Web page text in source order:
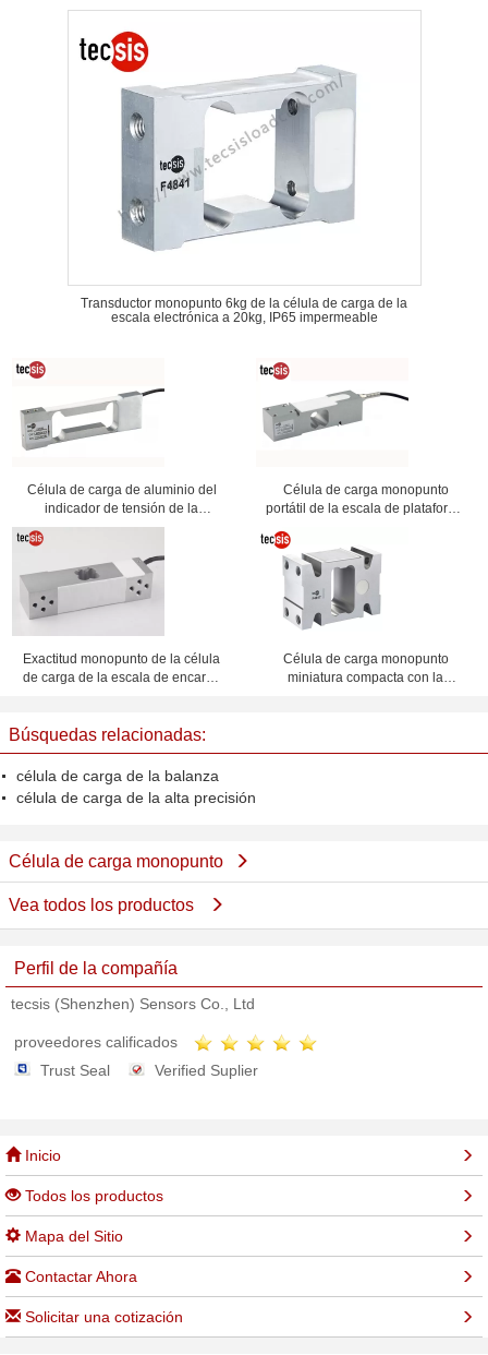
Transductor monopunto 6kg de la célula de carga de la
escala electrónica a 20kg, IP65 impermeable
Célula de carga de aluminio del
indicador de tensión de la
capacidad baja que pesa el
Célula de carga monopunto
portátil de la escala de plataforma
50kg 100kg, tipo paralelo del haz
Exactitud monopunto de la célula
de carga de la escala de encargo
Célula de carga monopunto
miniatura compacta con la
Búsquedas relacionadas:
célula de carga de la balanza
célula de carga de la alta precisión
Célula de carga monopunto
Vea todos los productos
Perfil de la compañía
tecsis (Shenzhen) Sensors Co., Ltd
proveedores calificados
Trust Seal
Verified Suplier
Inicio
Todos los productos
Mapa del Sitio
Contactar Ahora
Solicitar una cotización